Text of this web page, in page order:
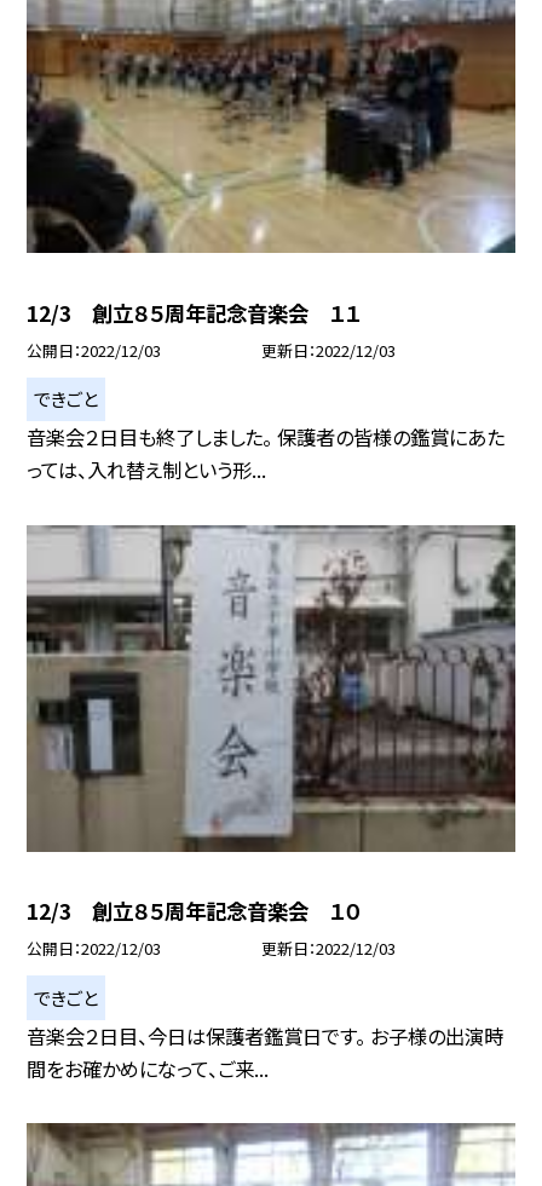
12/3 創立８５周年記念音楽会 １１
公開日 2022/12/03 更新日 2022/12/03
できごと
音楽会２日目も終了しました。 保護者の皆様の鑑賞にあた
っては、入れ替え制という形...
12/3 創立８５周年記念音楽会 １０
公開日 2022/12/03 更新日 2022/12/03
できごと
音楽会２日目、今日は保護者鑑賞日です。 お子様の出演時
間をお確かめになって、ご来...